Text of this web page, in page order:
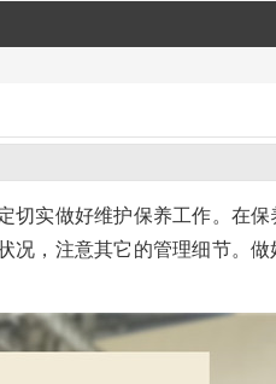
切实做好维护保养工作。在
况，注意其它的管理细节。